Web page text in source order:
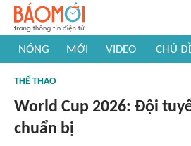
NÓNG MỚI VIDEO CHỦ
#Khám phá thế giới
THỂ THAO
World Cup 2026: Đội
chuẩn bị